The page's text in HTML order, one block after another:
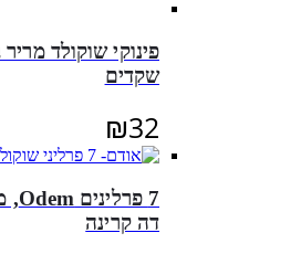
פינוקי שוקולד
שקדים
₪32
דה קרינה